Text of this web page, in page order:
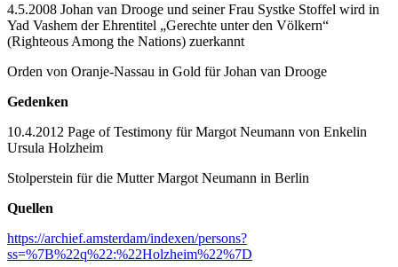
4.5.2008 Johan van Drooge und seiner Frau Systke Stoffel wird in
Yad Vashem der Ehrentitel „Gerechte unter den Völkern“
(Righteous Among the Nations) zuerkannt
Orden von Oranje-Nassau in Gold für Johan van Drooge
Gedenken
10.4.2012 Page of Testimony für Margot Neumann von Enkelin
Ursula Holzheim
Stolperstein für die Mutter Margot Neumann in Berlin
Quellen
https://archief.amsterdam/indexen/persons?
ss=%7B%22q%22:%22Holzheim%22%7D